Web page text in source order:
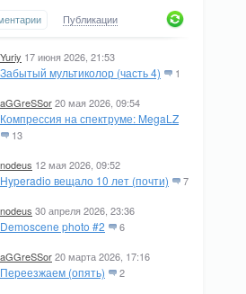
Публикации
Yuriy 17 июня 2026, 21:53
Забытый мультиколор (часть 4) 1
aGGreSSor20 мая 2026, 09:54
Компрессия на спектруме: MegaLZ
13
nodeus 12 мая 2026, 09:52
Hyperadio вещало 10 лет (почти) 7
nodeus 30 апреля 2026, 23:36
Demoscene photo #2 6
aGGreSSor20 марта 2026, 17:16
Переезжаем (опять) 2